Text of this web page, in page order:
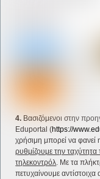
4. Βασιζόμενοι στην
Eduportal (https://
χρήσιμη μπορεί να φανεί
ρυθμίζουμε την
τηλεκοντρόλ. Με τα
πετυχαίνουμε